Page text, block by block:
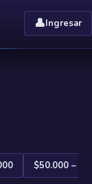
👤Ingresar
$50.000 –